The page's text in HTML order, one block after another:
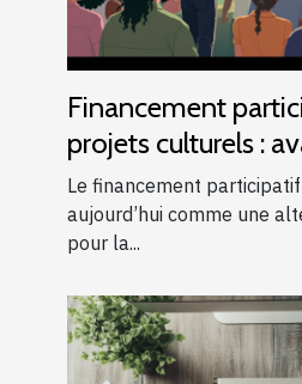
Financement
projets culturels :
risques
Le financement participatif
aujourd’hui comme une
pour la...